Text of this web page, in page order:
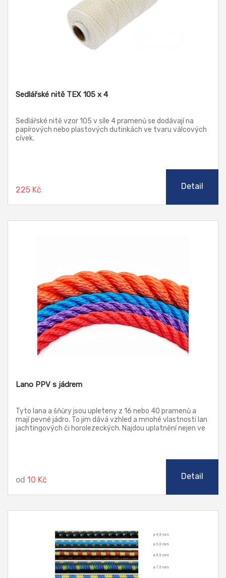
Sedlářské nitě TEX 105 x 4
Sedlářské nitě vzor 105 v síle 4 pramenů se dodávají na
papírových nebo plastových dutinkách ve tvaru válcových
cívek.
225 Kč Detail
Lano PPV s jádrem
Tyto lana a šňůry jsou upleteny z 16 nebo 40 pramenů a
mají pevné jádro. To jim dává vzhled a mnohé vlastnosti lan
jachtingových či horolezeckých. Najdou uplatnění nejen ve
od 10 Kč Detail